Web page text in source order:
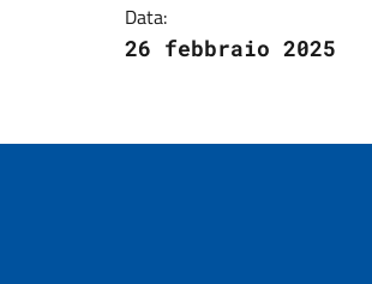
Data:
26 febbraio 2025